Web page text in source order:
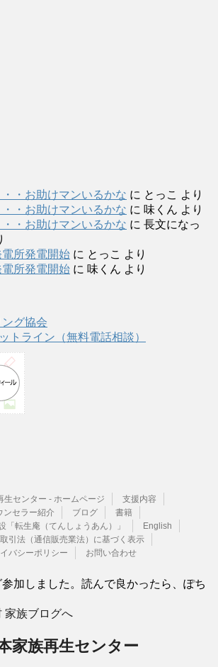
・お助けマンいるかな に とっこ より
・お助けマンいるかな に 味くん より
・お助けマンいるかな に 長文になっ
電所発電開始 に とっこ より
電所発電開始 に 味くん より
グ協会
トライン（無料電話相談）
生センター - ホームページ
支援内容
ンセラー紹介
ブログ
書籍
「転生庵（てんしょうあん）」
English
引法（通信販売業法）に基づく表示
バシーポリシー
お問い合わせ
加しました。読んで良かったら、ぽち
家族再生センター